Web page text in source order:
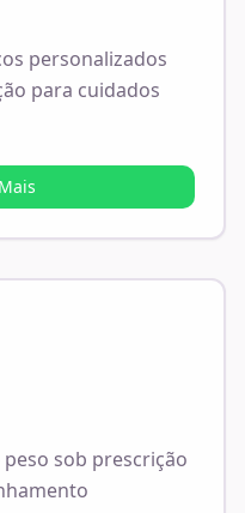
personalizados
para cuidados
sob prescrição